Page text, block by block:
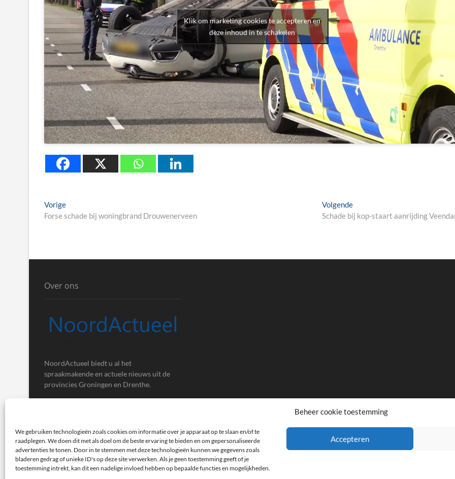
Beheer cookie toestemming
We gebruiken technologieën zoals cookies om informatie over je apparaat op te slaan en/of te
raadplegen. We doen dit met als doel om de beste ervaring te bieden en om gepersonaliseerde
advertenties te tonen. Door in te stemmen met deze technologieën kunnen we gegevens zoals
bladeren gedrag of unieke ID's op deze site verwerken. Als je geen toestemming geeft of je
toestemming intrekt, kan dit een nadelige invloed hebben op bepaalde functies en mogelijkheden.
Accepteren
Klik om marketing cookies te accepteren en
deze inhoud in te schakelen
Berichtnavigatie
VorigePrevious
post:
Forse schade bij woningbrand Drouwenerveen
VolgendeNext
post:
Schade bij kop-staart aanrijding
Over ons
NoordActueel biedt u al het
spraakmakende en actuele nieuws uit de
provincies Groningen en Drenthe.
facebooktwitter instagram
NoordActueel – Het laatste nieuws uit Groningen en Drenthe | Designed by: